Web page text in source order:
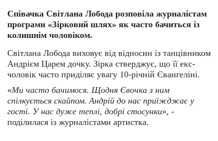
Співачка Світлана Лобода розповіла журналістам
програми «Зірковий шлях» як часто бачиться із
колишнім чоловіком.
Світлана Лобода виховує від відносин із танцівником
Андрієм Царем дочку. Зірка стверджує, що її екс-
чоловік часто приділяє увагу 10-річній Євангеліні.
«Ми часто бачимося. Щодня Євочка з ним
спілкується скайпом. Андрій до нас приїжджає у
гості. У нас дуже теплі, добрі стосунки», -
поділилася із журналістами артистка.